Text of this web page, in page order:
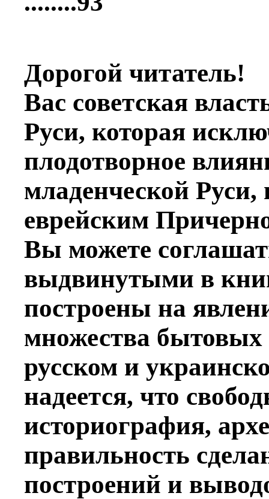
Дорогой читатель!
Вас советская
Руси, которая
плодотворное
младенческой Руси,
еврейским
Вы можете
выдвинутыми в
построены на
множества бытовых
русском и
надеется, что
историография,
правильность
построений и